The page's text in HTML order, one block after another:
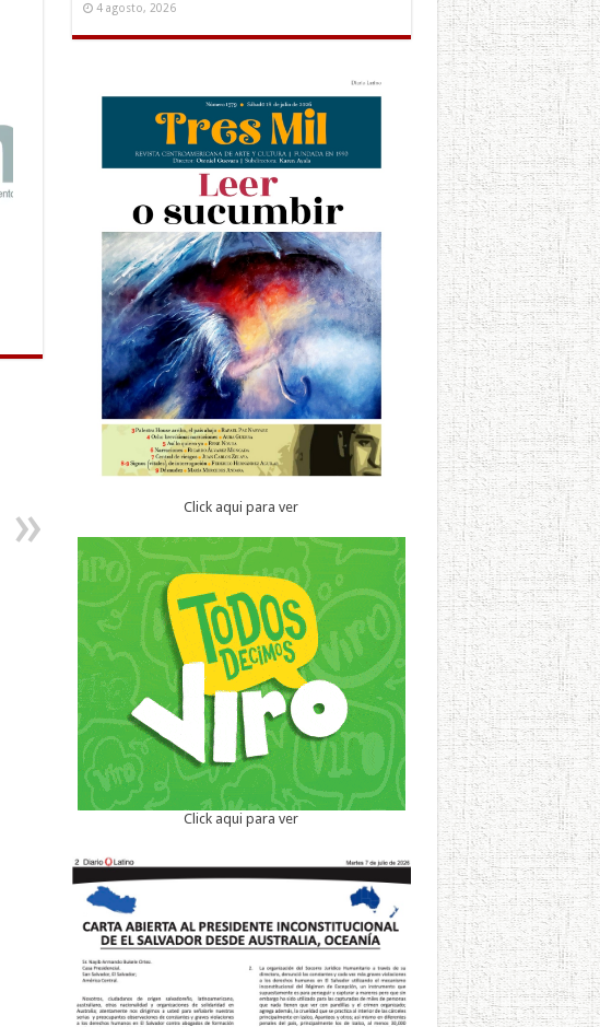
4 agosto, 2026
Click aqui para ver
Click aqui para ver